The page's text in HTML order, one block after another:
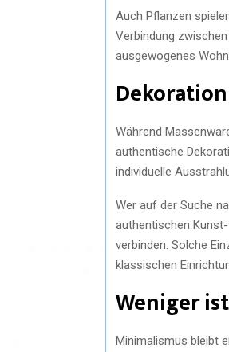
Auch Pflanzen
Verbindung
ausgewogenes
Während
authentische
individuelle
Wer auf der Suche
authentischen
verbinden. Solche
klassischen
Weniger
Minimalismus bleibt